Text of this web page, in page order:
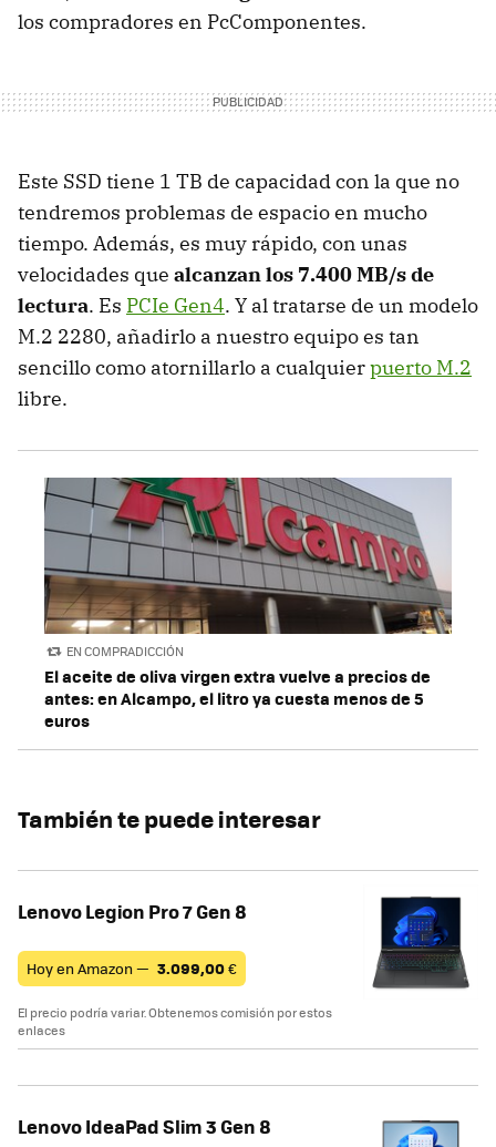
los compradores en PcComponentes.
Este SSD tiene 1 TB de capacidad con la que no
tendremos problemas de espacio en mucho
tiempo. Además, es muy rápido, con unas
velocidades que alcanzan los 7.400 MB/s de
lectura. Es PCIe Gen4. Y al tratarse de un modelo
M.2 2280, añadirlo a nuestro equipo es tan
sencillo como atornillarlo a cualquierpuerto M.2
libre.
EN COMPRADICCIÓN
El aceite de oliva virgen extra vuelve a precios de
antes: en Alcampo, el litro ya cuesta menos de 5
euros
También te puede interesar
Lenovo Legion Pro 7 Gen 8
Hoy en Amazon — 3.099,00€
El precio podría variar. Obtenemos comisión por estos
enlaces
Lenovo IdeaPad Slim 3 Gen 8